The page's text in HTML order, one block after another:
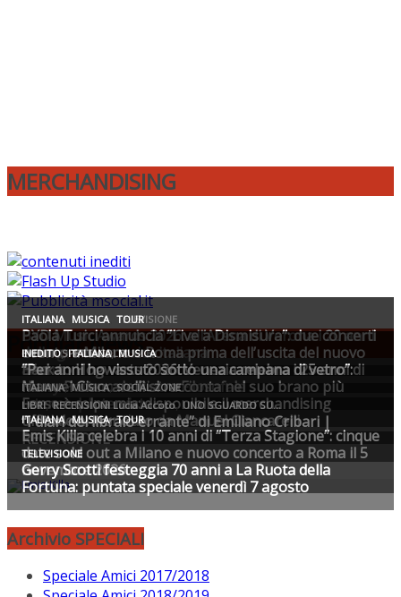
MERCHANDISING
Popular News
Archivio SPECIALI
Speciale Amici 2017/2018